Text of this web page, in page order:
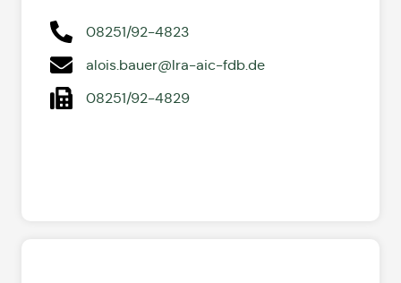
08251/92-4823
alois.bauer@lra-aic-fdb.de
08251/92-4829